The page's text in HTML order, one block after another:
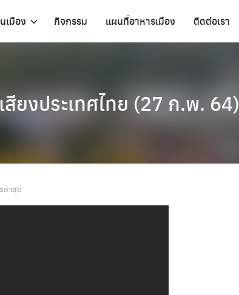
เมือง กิจกรรม แผนที่อาหารเมือง ติดต่อเรา
ยงประเทศไทย (27 ก.พ. 64)
ล่าสุด